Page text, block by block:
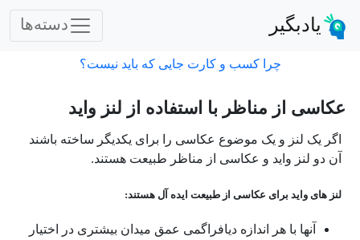
یادبگیر دسته‌ها
چرا کسب و کارت جایی که باید نیست؟
عکاسی از مناظر با استفاده از لنز واید
اگر یک لنز و یک موضوع عکاسی را برای یکدیگر ساخته باشند
آن دو لنز واید و عکاسی از مناظر طبیعت هستند.
لنز های واید برای عکاسی از طبیعت ایده آل هستند:
آنها با هر اندازه دیافراگمی عمق میدان بیشتری در اختیار